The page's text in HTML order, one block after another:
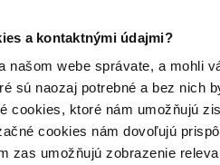
a kontaktnými údajmi?
našom webe správate, a mohli
sú naozaj potrebné a bez nich
cookies, ktoré nám umožňujú
cookies nám dovoľujú
zas umožňujú zobrazenie